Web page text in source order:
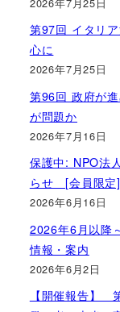
第97回 イタリ
心に
2026年7月25日
第96回 政府が
が問題か
2026年7月16日
保護中: NPO法
らせ [会員限定]
2026年6月16日
2026年6月以降
情報・案内
2026年6月2日
【開催報告】